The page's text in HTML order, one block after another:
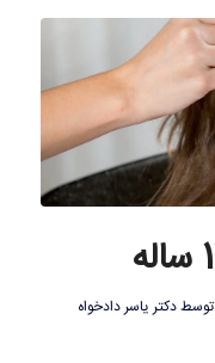
توسطدکتر یاسر دادخواه